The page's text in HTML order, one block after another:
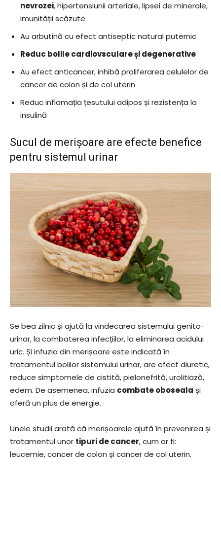
nevrozei, hipertensiunii arteriale, lipsei de minerale,
imunității scăzute
Au arbutină cu efect antiseptic natural puternic
Reduc bolile cardiovsculare și degenerative
Au efect anticancer, inhibă proliferarea celulelor de
cancer de colon și de col uterin
Reduc inflamația țesutului adipos și rezistența la
insulină
Sucul de merișoare are efecte benefice
pentru sistemul urinar
Se bea zilnic și ajută la vindecarea sistemului genito-
urinar, la combaterea infecțiilor, la eliminarea acidului
uric. Și infuzia din merișoare este indicată în
tratamentul bolilor sistemului urinar, are efect diuretic,
reduce simptomele de cistită, pielonefrită, urolitiază,
edem. De asemenea, infuzia combate oboseala și
oferă un plus de energie.
Unele studii arată că merișoarele ajută în prevenirea și
tratamentul unor tipuri de cancer, cum ar fi:
leucemie, cancer de colon și cancer de col uterin.